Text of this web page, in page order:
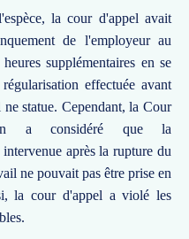
la cour d'appel avait
de l'employeur au
supplémentaires en se
effectuée avant
ne statue. Cependant, la Cour
a considéré que la
après la rupture du
ne pouvait pas être prise en
la cour d'appel a violé les